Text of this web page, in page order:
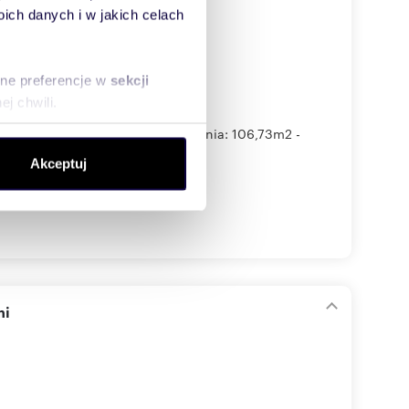
danych i w jakich celach
preferencje w sekcji
chwili.
społecznościowym,
od Ciebie lub
Akceptuj
Nieruchomość: - powierzchnia: 106,73m2 -